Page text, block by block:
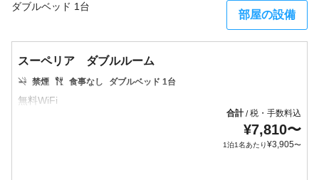
ダブルベッド 1台
部屋の設備
スーペリア ダブルルーム
禁煙 食事なし ダブルベッド 1台
合計/税・手数料込
¥7,810〜
1泊1名あたり¥3,905〜